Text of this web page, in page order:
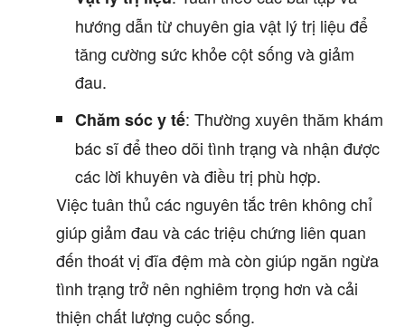
hướng dẫn từ chuyên gia vật lý trị liệu để
tăng cường sức khỏe cột sống và giảm
đau.
Chăm sóc y tế: Thường xuyên thăm khám
bác sĩ để theo dõi tình trạng và nhận được
các lời khuyên và điều trị phù hợp.
Việc tuân thủ các nguyên tắc trên không chỉ
giúp giảm đau và các triệu chứng liên quan
đến thoát vị đĩa đệm mà còn giúp ngăn ngừa
tình trạng trở nên nghiêm trọng hơn và cải
thiện chất lượng cuộc sống.